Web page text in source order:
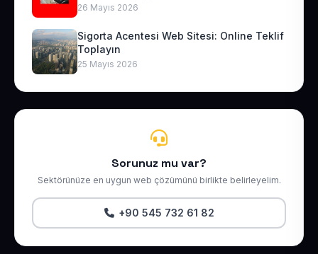
26 Mayıs 2026
Sigorta Acentesi Web Sitesi: Online Teklif
Toplayın
25 Mayıs 2026
Sorunuz mu var?
Sektörünüze en uygun web çözümünü birlikte belirleyelim.
+90 545 732 61 82